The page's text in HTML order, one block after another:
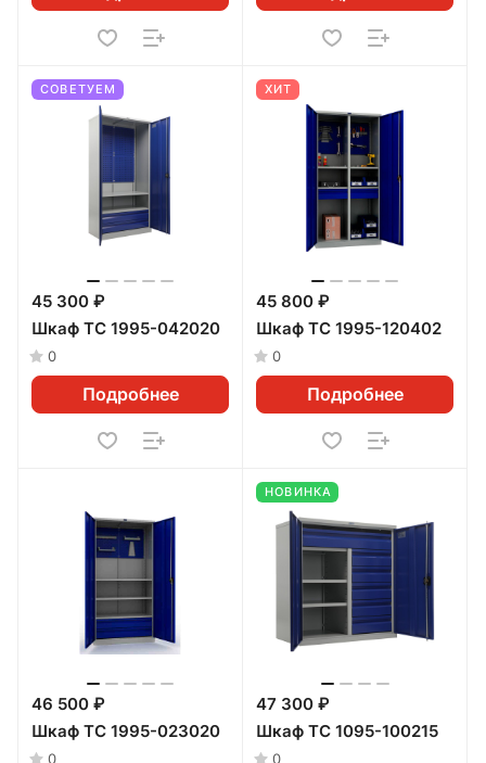
СОВЕТУЕМ
45 300 ₽
Шкаф ТС 1995-042020
0
Подробнее
ХИТ
45 800 ₽
Шкаф ТС 1995-120402
0
Подробнее
46 500 ₽
Шкаф ТС 1995-023020
0
НОВИНКА
47 300 ₽
Шкаф ТС 1095-100215
0